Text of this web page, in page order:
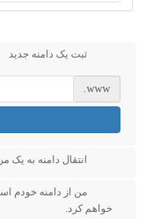
ثبت یک دامنه جدید
www.
انتقال دامنه به یک
خواهم کرد.